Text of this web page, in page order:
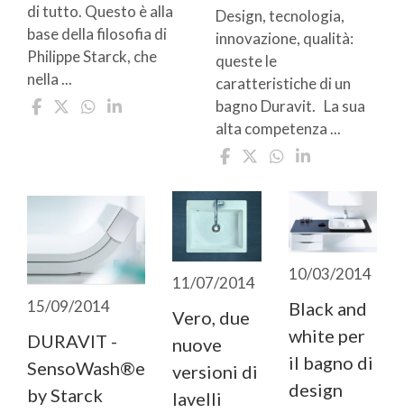
di tutto. Questo è alla
base della filosofia di
Philippe Starck, che
nella ...
Design, tecnologia,
innovazione, qualità:
queste le
caratteristiche di un
bagno Duravit. La sua
alta competenza ...
15/09/2014
DURAVIT -
SensoWash®e
by Starck
11/07/2014
Vero, due
nuove
versioni di
lavelli
10/03/2014
Black and
white per
il bagno di
design